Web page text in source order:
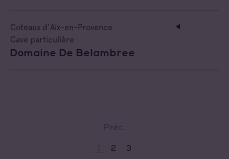
Coteaux d'Aix-en-Provence
Cave particulière
Domaine De Belambree
2 3